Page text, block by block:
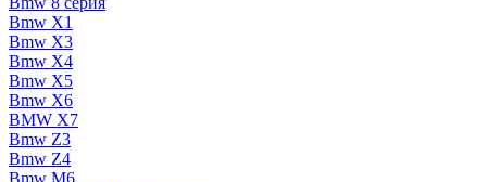
Bmw X1
Bmw X3
Bmw X4
Bmw X5
Bmw X6
BMW X7
Bmw Z3
Bmw Z4
Bmw М6